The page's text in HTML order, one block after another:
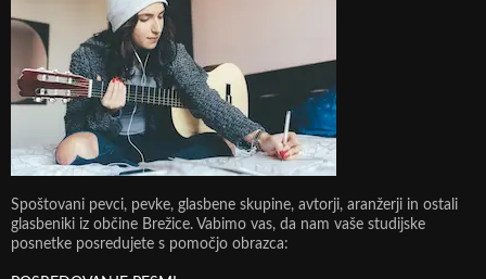
Spoštovani pevci, pevke, glasbene skupine, avtorji, aranžerji in ostali
glasbeniki iz občine Brežice. Vabimo vas, da nam vaše studijske
posnetke posredujete s pomočjo obrazca: